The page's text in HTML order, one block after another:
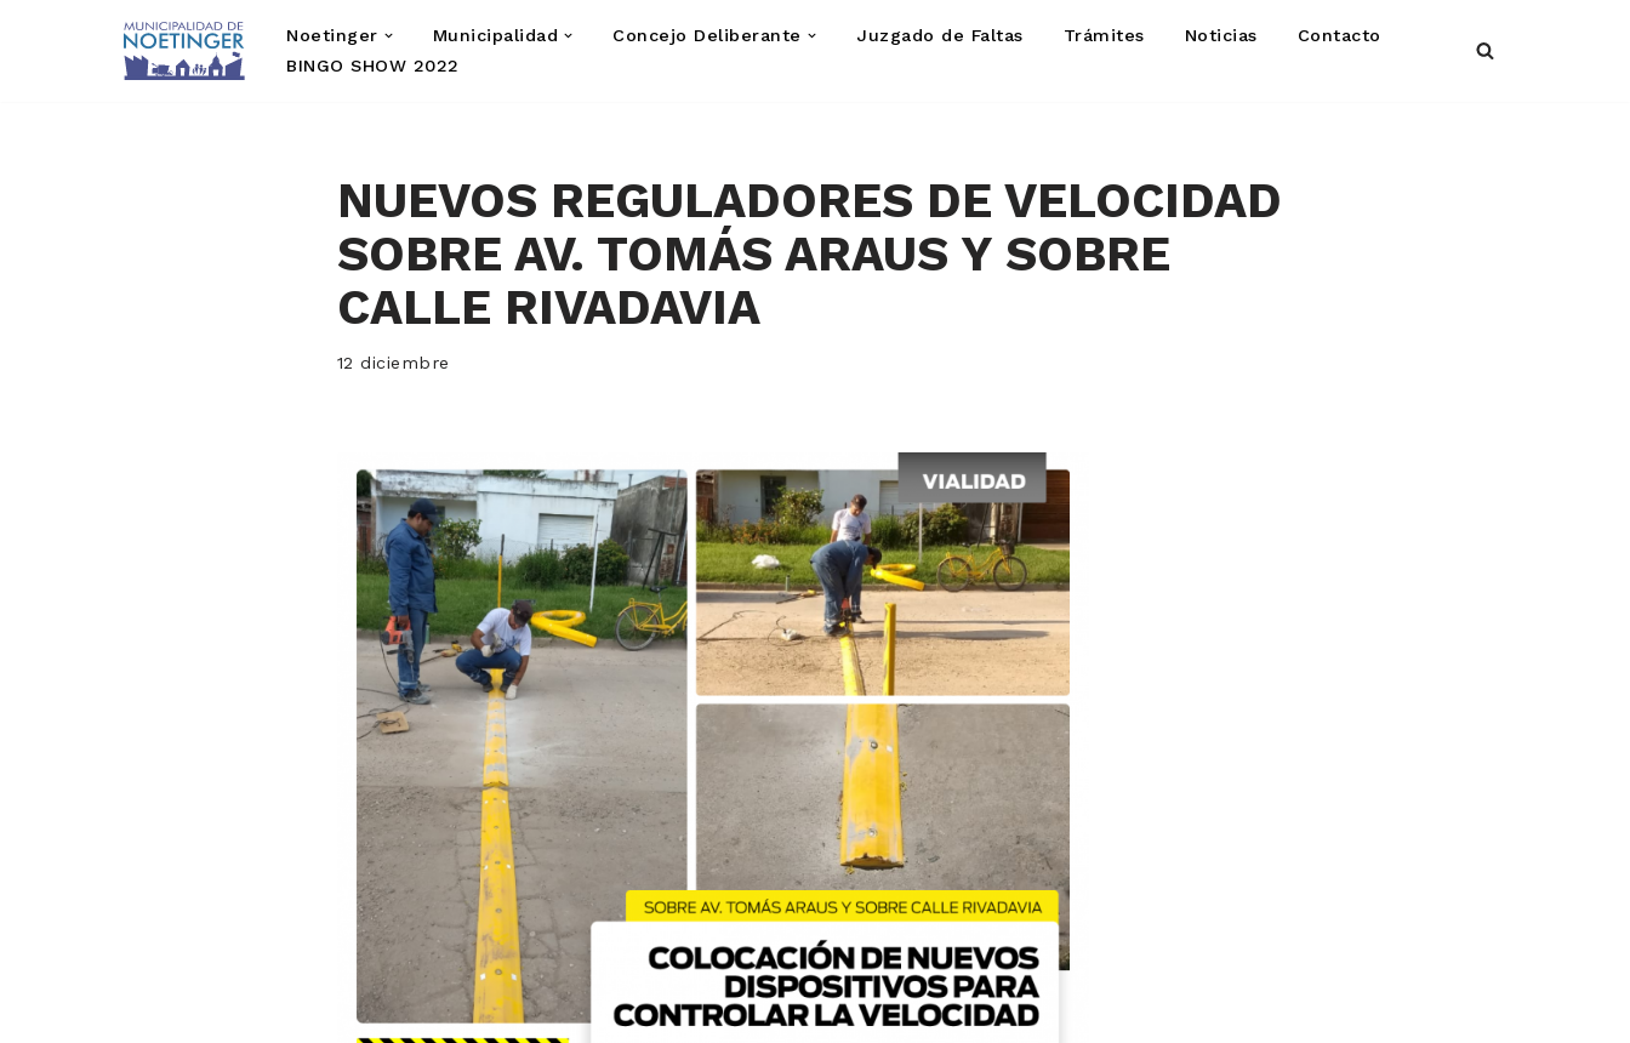
Noetinger Municipalidad Concejo Deliberante Juzgado de Faltas Trámites Noticias
Contacto
BINGO SHOW 2022
NUEVOS REGULADORES DE VELOCIDAD
SOBRE AV. TOMÁS ARAUS Y SOBRE
CALLE RIVADAVIA
12 diciembre